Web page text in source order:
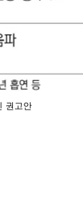
권고안